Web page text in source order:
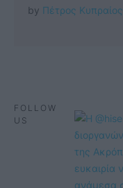
by Πέτρος Κυπραίος
FOLLOW
US